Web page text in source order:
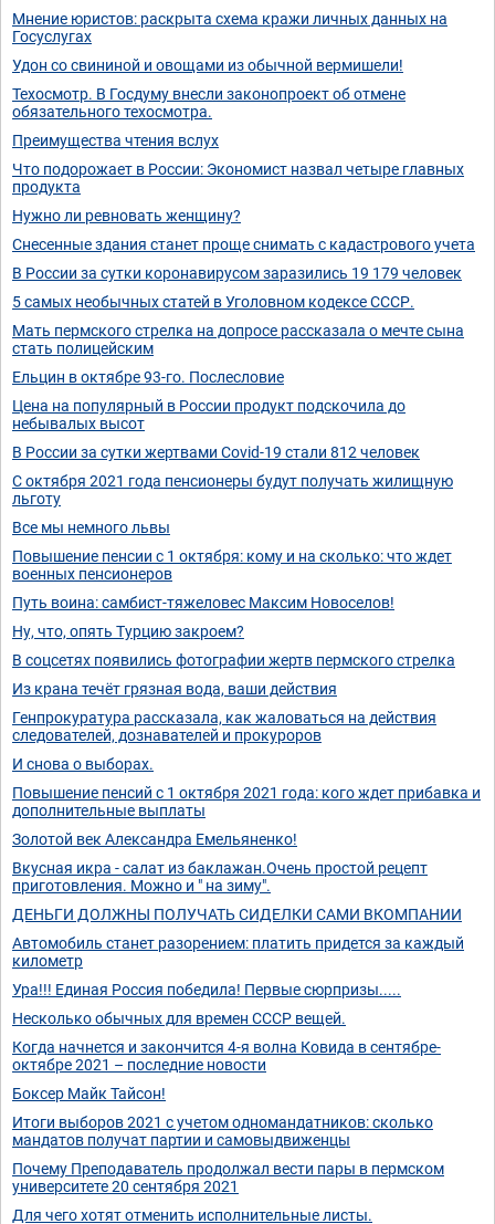
Мнение юристов: раскрыта схема кражи личных данных на
Госуслугах
Удон со свининой и овощами из обычной вермишели!
Техосмотр. В Госдуму внесли законопроект об отмене
обязательного техосмотра.
Преимущества чтения вслух
Что подорожает в России: Экономист назвал четыре главных
продукта
Нужно ли ревновать женщину?
Снесенные здания станет проще снимать с кадастрового учета
В России за сутки коронавирусом заразились 19 179 человек
5 самых необычных статей в Уголовном кодексе СССР.
Мать пермского стрелка на допросе рассказала о мечте сына
стать полицейским
Ельцин в октябре 93-го. Послесловие
Цена на популярный в России продукт подскочила до
небывалых высот
В России за сутки жертвами Covid-19 стали 812 человек
С октября 2021 года пенсионеры будут получать жилищную
льготу
Все мы немного львы
Повышение пенсии с 1 октября: кому и на сколько: что ждет
военных пенсионеров
Путь воина: самбист-тяжеловес Максим Новоселов!
Ну, что, опять Турцию закроем?
В соцсетях появились фотографии жертв пермского стрелка
Из крана течёт грязная вода, ваши действия
Генпрокуратура рассказала, как жаловаться на действия
следователей, дознавателей и прокуроров
И снова о выборах.
Повышение пенсий с 1 октября 2021 года: кого ждет прибавка и
дополнительные выплаты
Золотой век Александра Емельяненко!
Вкусная икра - салат из баклажан.Очень простой рецепт
приготовления. Можно и " на зиму".
ДЕНЬГИ ДОЛЖНЫ ПОЛУЧАТЬ СИДЕЛКИ САМИ ВКОМПАНИИ
Автомобиль станет разорением: платить придется за каждый
километр
Ура!!! Единая Россия победила! Первые сюрпризы.....
Несколько обычных для времен СССР вещей.
Когда начнется и закончится 4-я волна Ковида в сентябре-
октябре 2021 – последние новости
Боксер Майк Тайсон!
Итоги выборов 2021 с учетом одномандатников: сколько
мандатов получат партии и самовыдвиженцы
Почему Преподаватель продолжал вести пары в пермском
университете 20 сентября 2021
Для чего хотят отменить исполнительные листы.